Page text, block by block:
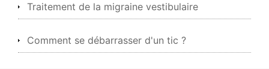
Traitement de la migraine vestibulaire
Comment se débarrasser d'un tic ?